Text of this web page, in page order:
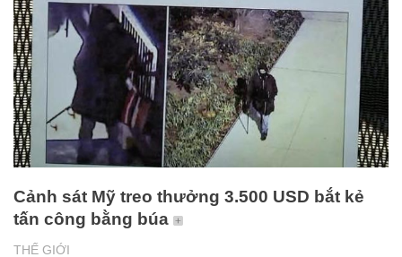
THẾ GIỚI
Cảnh sát Mỹ treo thưởng 3.500 USD bắt kẻ
tấn công bằng búa